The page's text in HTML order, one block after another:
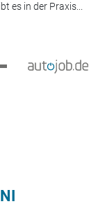
es in der Praxis...